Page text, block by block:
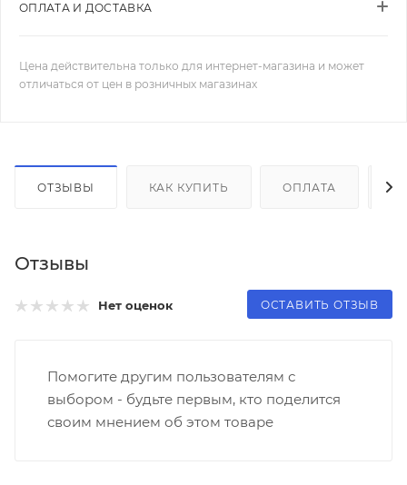
ОПЛАТА И ДОСТАВКА
Цена действительна только для интернет-магазина и может
отличаться от цен в розничных магазинах
ОТЗЫВЫ КАК КУПИТЬ ОПЛАТА
Отзывы
Нет оценок ОСТАВИТЬ ОТЗЫВ
Помогите другим пользователям с
выбором - будьте первым, кто поделится
своим мнением об этом товаре